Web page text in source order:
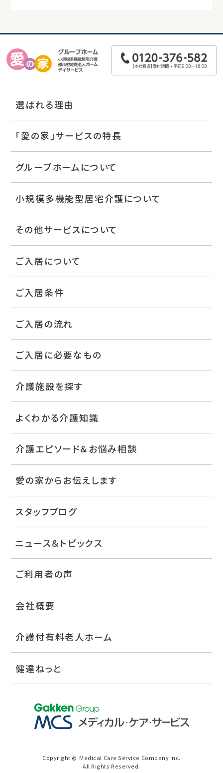
選ばれる理由
「愛の家」サービスの特長
グループホームについて
小規模多機能型居宅介護について
その他サービスについて
ご入居について
ご入居条件
ご入居の流れ
ご入居に必要なもの
介護施設を探す
よくわかる介護知識
介護エピソード＆お悩み相談
愛の家からお伝えします
スタッフブログ
ニュース＆トピックス
ご利用者の声
会社概要
介護付有料老人ホーム
健達ねっと
Copyright © Medical Care Service Company Inc.
All Rights Reserved.